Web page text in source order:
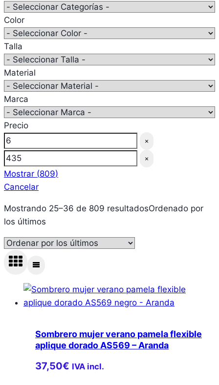
Color
Talla
Material
Marca
Precio
×
×
Mostrar (809)
Cancelar
Mostrando 25–36 de 809 resultadosOrdenado por
los últimos
Sombrero mujer verano pamela flexible
aplique dorado AS569 – Aranda
37,50€ IVA incl.